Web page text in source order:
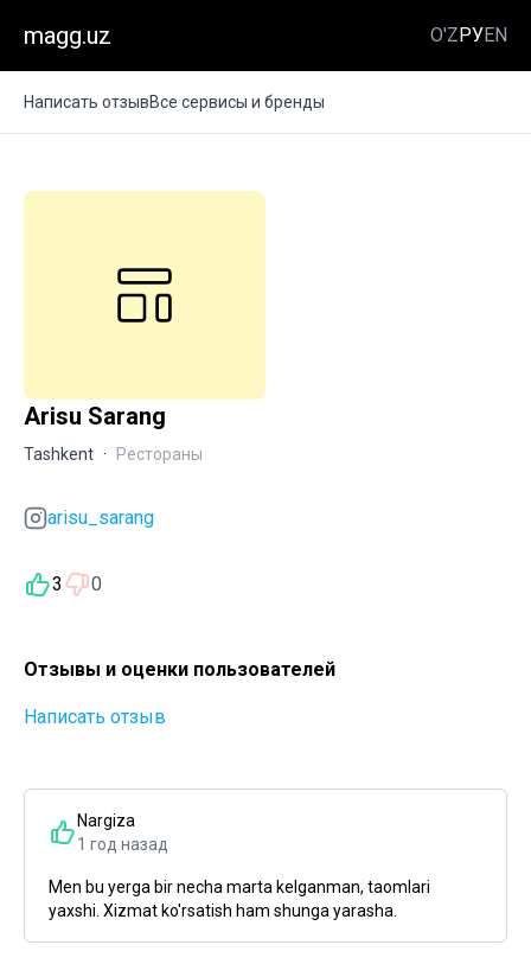
magg.uz O'ZРУEN
Написать отзывВсе сервисы и бренды
Arisu Sarang
Tashkent · Рестораны
arisu_sarang
3 0
Отзывы и оценки пользователей
Написать отзыв
Nargiza
1 год назад
Men bu yerga bir necha marta kelganman, taomlari
yaxshi. Xizmat ko'rsatish ham shunga yarasha.